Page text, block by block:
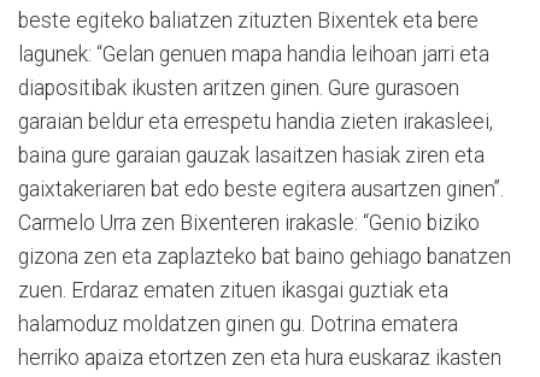
beste egiteko baliatzen zituzten Bixentek eta bere
lagunek: “Gelan genuen mapa handia leihoan jarri eta
diapositibak ikusten aritzen ginen. Gure gurasoen
garaian beldur eta errespetu handia zieten irakasleei,
baina gure garaian gauzak lasaitzen hasiak ziren eta
gaixtakeriaren bat edo beste egitera ausartzen ginen”.
Carmelo Urra zen Bixenteren irakasle: “Genio biziko
gizona zen eta zaplazteko bat baino gehiago banatzen
zuen. Erdaraz ematen zituen ikasgai guztiak eta
halamoduz moldatzen ginen gu. Dotrina ematera
herriko apaiza etortzen zen eta hura euskaraz ikasten